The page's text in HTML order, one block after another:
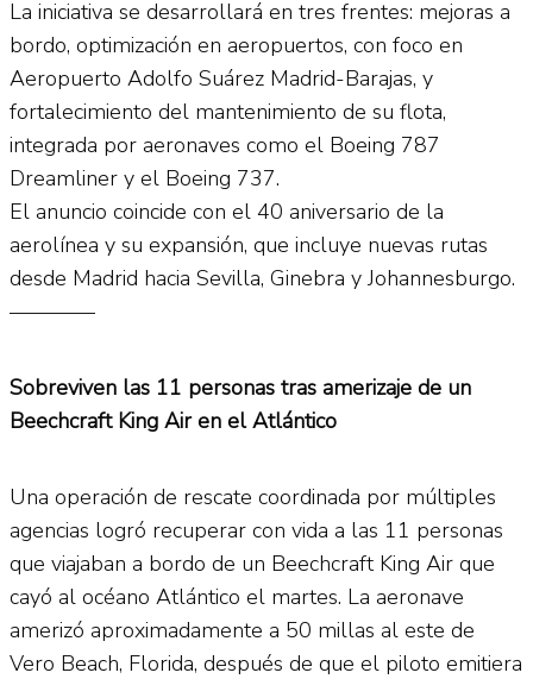
La iniciativa se desarrollará en tres frentes: mejoras a
bordo, optimización en aeropuertos, con foco en
Aeropuerto Adolfo Suárez Madrid-Barajas, y
fortalecimiento del mantenimiento de su flota,
integrada por aeronaves como el Boeing 787
Dreamliner y el Boeing 737.
El anuncio coincide con el 40 aniversario de la
aerolínea y su expansión, que incluye nuevas rutas
desde Madrid hacia Sevilla, Ginebra y Johannesburgo.
————
Sobreviven las 11 personas tras amerizaje de un
Beechcraft King Air en el Atlántico
Una operación de rescate coordinada por múltiples
agencias logró recuperar con vida a las 11 personas
que viajaban a bordo de un Beechcraft King Air que
cayó al océano Atlántico el martes. La aeronave
amerizó aproximadamente a 50 millas al este de
Vero Beach, Florida, después de que el piloto emitiera